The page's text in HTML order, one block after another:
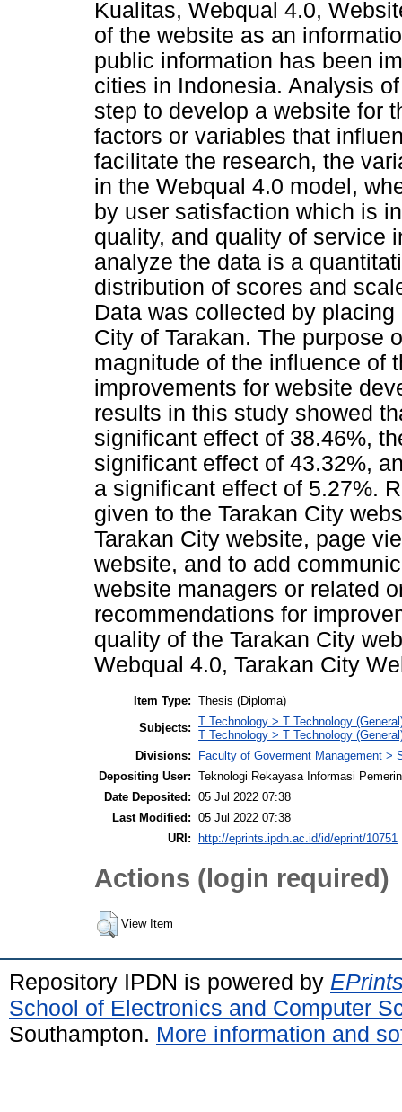
Kualitas, Webqual 4.0,
of the website as an
public information has been
cities in Indonesia. Analysis
step to develop a website for
factors or variables that
facilitate the research, the
in the Webqual 4.0 model,
by user satisfaction which is
quality, and quality of service
analyze the data is a
distribution of scores and
Data was collected by
City of Tarakan. The purpose
magnitude of the influence of
improvements for website
results in this study showed
significant effect of 38.46%,
significant effect of 43.32%,
a significant effect of 5.27%.
given to the Tarakan City
Tarakan City website, page
website, and to add
website managers or related
recommendations for
quality of the Tarakan City
Webqual 4.0, Tarakan City
Item Type: Thesis (Diploma)
Subjects: T Technology > T Technology
T Technology > T Technology
Divisions:
Faculty of Goverment Management >
Depositing User: Teknologi Rekayasa Informasi
Date Deposited: 05 Jul 2022 07:38
Last Modified: 05 Jul 2022 07:38
URI:
http://eprints.ipdn.ac.id/id/eprint/10751
Actions (login required)
View Item
Repository IPDN is powered by
School of Electronics and Computer
Southampton. More information and